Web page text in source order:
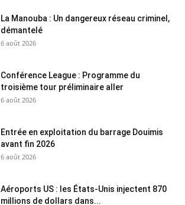
La Manouba : Un dangereux réseau criminel,
démantelé
6 août 2026
Conférence League : Programme du
troisième tour préliminaire aller
6 août 2026
Entrée en exploitation du barrage Douimis
avant fin 2026
6 août 2026
Aéroports US : les États-Unis injectent 870
millions de dollars dans...